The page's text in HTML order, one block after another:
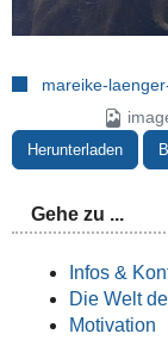
mareike-
Herunterladen
Gehe zu ...
Infos &
Die Welt
Motivation